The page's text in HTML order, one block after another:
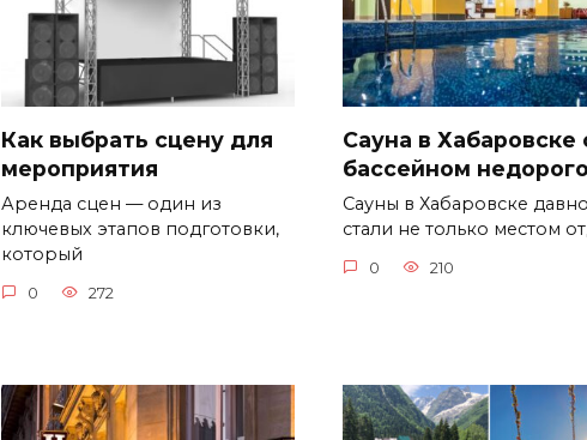
Как выбрать сцену для
мероприятия
Аренда сцен — один из
ключевых этапов подготовки,
который
0 272
Сауна в Хабаровске
бассейном
Сауны в Хабаровске
стали не только местом
0 210